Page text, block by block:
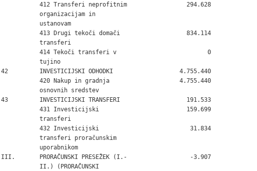
           412 Transferi neprofitnim                 294.628
           organizacijam in
           ustanovam
           413 Drugi tekoči domači                   834.114
           transferi
           414 Tekoči transferi v                          0
           tujino
42         INVESTICIJSKI ODHODKI                   4.755.440
           420 Nakup in gradnja                    4.755.440
           osnovnih sredstev
43         INVESTICIJSKI TRANSFERI                   191.533
           431 Investicijski                         159.699
           transferi
           432 Investicijski                          31.834
           transferi proračunskim
           uporabnikom
III.       PRORAČUNSKI PRESEŽEK (I.-                  -3.907
           II.) (PRORAČUNSKI